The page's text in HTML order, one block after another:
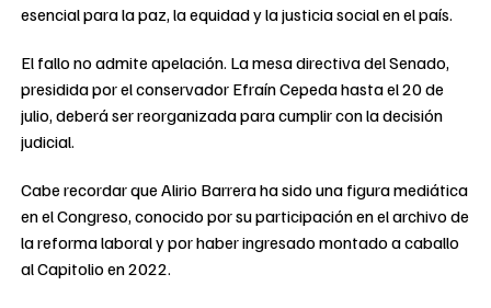
esencial para la paz, la equidad y la justicia social en el país.
El fallo no admite apelación. La mesa directiva del Senado,
presidida por el conservador Efraín Cepeda hasta el 20 de
julio, deberá ser reorganizada para cumplir con la decisión
judicial.
Cabe recordar que Alirio Barrera ha sido una figura mediática
en el Congreso, conocido por su participación en el archivo de
la reforma laboral y por haber ingresado montado a caballo
al Capitolio en 2022.